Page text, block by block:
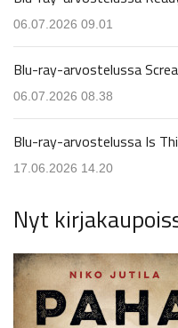
06.07.2026 09.01
Blu-ray-arvostelussa
06.07.2026 08.38
Blu-ray-arvostelussa Is
17.06.2026 14.20
Nyt